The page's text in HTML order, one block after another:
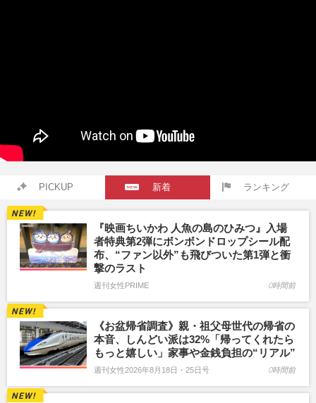
PICKUP 新着 ランキング
『映画ちいかわ 人魚の島のひみつ』入場
者特典第2弾にボンボンドロップシール配
布、“ファン以外”も飛びついた第1弾と衝
撃のラスト
週刊女性PRIME 0時間前
《お盆帰省調査》親・祖父母世代の帰省の
本音、しんどい派は32%「帰ってくれたら
もっと嬉しい」家事や金銭負担の“リアル”
週刊女性2026年8月18日・25日号 0時間前